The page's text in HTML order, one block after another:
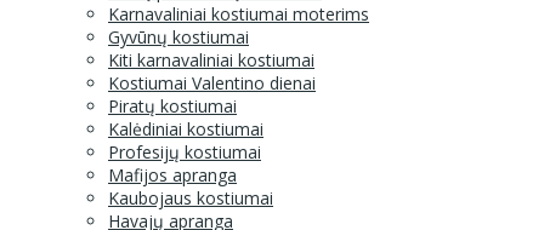
Karnavaliniai kostiumai moterims
Gyvūnų kostiumai
Kiti karnavaliniai kostiumai
Kostiumai Valentino dienai
Piratų kostiumai
Kalėdiniai kostiumai
Profesijų kostiumai
Mafijos apranga
Kaubojaus kostiumai
Havajų apranga